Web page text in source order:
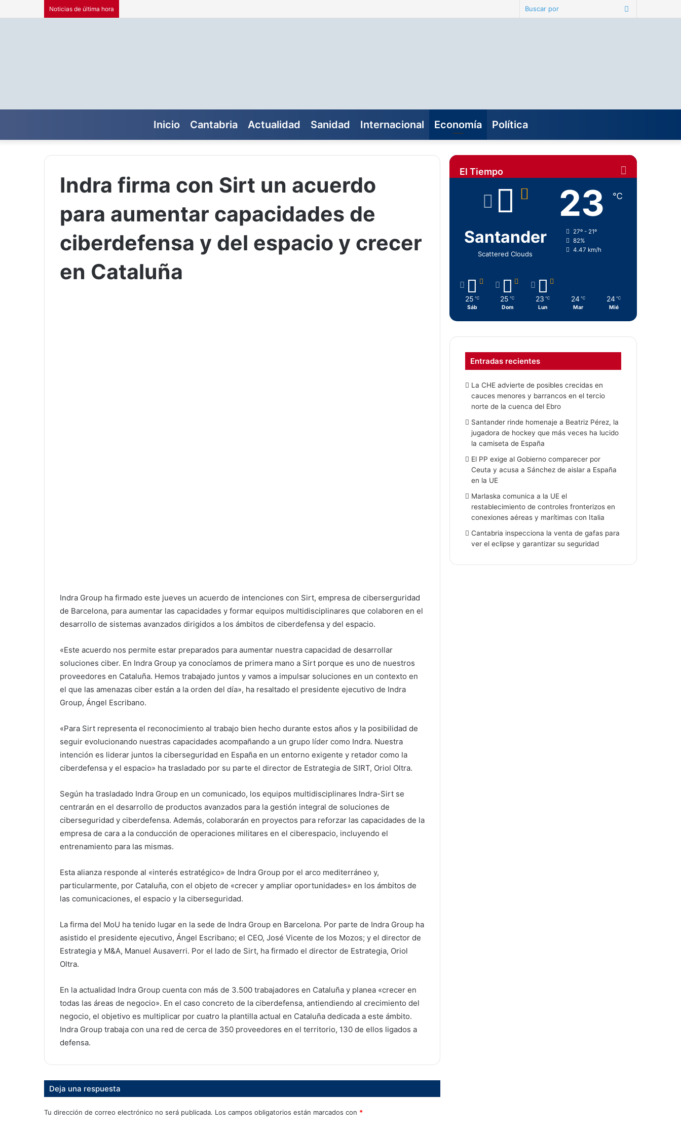
Noticias de última hora
Buscar
Inicio Cantabria Actualidad Sanidad Internacional Economía Política
Indra firma con Sirt un acuerdo
para aumentar capacidades de
ciberdefensa y del espacio y crecer
en Cataluña
Indra Group ha firmado este jueves un acuerdo de intenciones con Sirt, empresa de ciberserguridad
de Barcelona, para aumentar las capacidades y formar equipos multidisciplinares que colaboren en el
desarrollo de sistemas avanzados dirigidos a los ámbitos de ciberdefensa y del espacio.
«Este acuerdo nos permite estar preparados para aumentar nuestra capacidad de desarrollar
soluciones ciber. En Indra Group ya conocíamos de primera mano a Sirt porque es uno de nuestros
proveedores en Cataluña. Hemos trabajado juntos y vamos a impulsar soluciones en un contexto en
el que las amenazas ciber están a la orden del día», ha resaltado el presidente ejecutivo de Indra
Group, Ángel Escribano.
«Para Sirt representa el reconocimiento al trabajo bien hecho durante estos años y la posibilidad de
seguir evolucionando nuestras capacidades acompañando a un grupo líder como Indra. Nuestra
intención es liderar juntos la ciberseguridad en España en un entorno exigente y retador como la
ciberdefensa y el espacio» ha trasladado por su parte el director de Estrategia de SIRT, Oriol Oltra.
Según ha trasladado Indra Group en un comunicado, los equipos multidisciplinares Indra-Sirt se
centrarán en el desarrollo de productos avanzados para la gestión integral de soluciones de
ciberseguridad y ciberdefensa. Además, colaborarán en proyectos para reforzar las capacidades de la
empresa de cara a la conducción de operaciones militares en el ciberespacio, incluyendo el
entrenamiento para las mismas.
Esta alianza responde al «interés estratégico» de Indra Group por el arco mediterráneo y,
particularmente, por Cataluña, con el objeto de «crecer y ampliar oportunidades» en los ámbitos de
las comunicaciones, el espacio y la ciberseguridad.
La firma del MoU ha tenido lugar en la sede de Indra Group en Barcelona. Por parte de Indra Group ha
asistido el presidente ejecutivo, Ángel Escribano; el CEO, José Vicente de los Mozos; y el director de
Estrategia y M&A, Manuel Ausaverri. Por el lado de Sirt, ha firmado el director de Estrategia, Oriol
Oltra.
En la actualidad Indra Group cuenta con más de 3.500 trabajadores en Cataluña y planea «crecer en
todas las áreas de negocio». En el caso concreto de la ciberdefensa, antiendiendo al crecimiento del
negocio, el objetivo es multiplicar por cuatro la plantilla actual en Cataluña dedicada a este ámbito.
Indra Group trabaja con una red de cerca de 350 proveedores en el territorio, 130 de ellos ligados a
defensa.
Deja una respuesta
Tu dirección de correo electrónico no será publicada. Los campos obligatorios están marcados con *
El Tiempo
Santander
Scattered Clouds
23 ℃
27º - 21º
82%
4.47 km/h
25 ℃
Sáb
25 ℃
Dom
23 ℃
Lun
24 ℃
Mar
24 ℃
Mié
Entradas recientes
La CHE advierte de posibles crecidas en
cauces menores y barrancos en el tercio
norte de la cuenca del Ebro
Santander rinde homenaje a Beatriz Pérez, la
jugadora de hockey que más veces ha lucido
la camiseta de España
El PP exige al Gobierno comparecer por
Ceuta y acusa a Sánchez de aislar a España
en la UE
Marlaska comunica a la UE el
restablecimiento de controles fronterizos en
conexiones aéreas y marítimas con Italia
Cantabria inspecciona la venta de gafas para
ver el eclipse y garantizar su seguridad